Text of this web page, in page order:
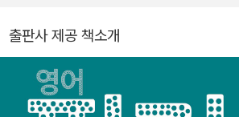
영단어'. 문의: iminia@naver.com
출판사 제공 책소개